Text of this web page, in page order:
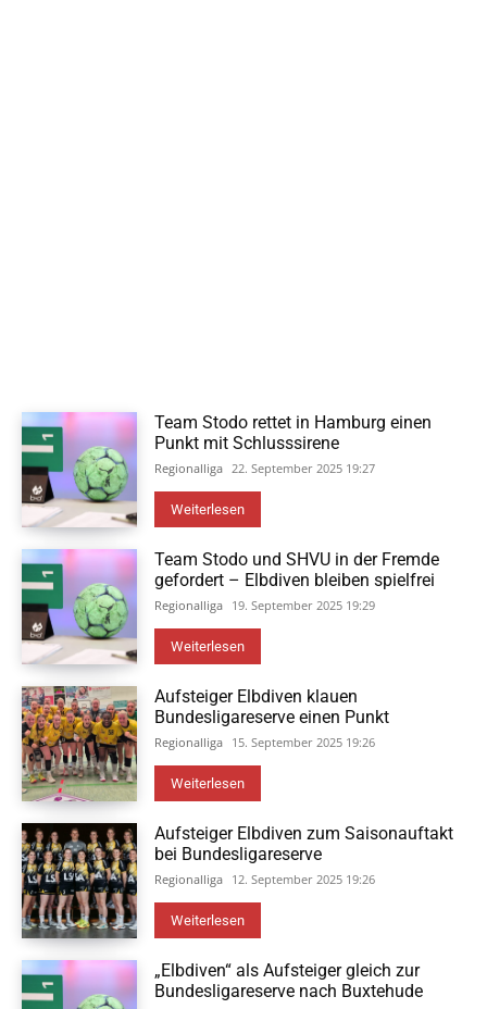
Team Stodo rettet in Hamburg einen
Punkt mit Schlusssirene
Regionalliga 22. September 2025 19:27
Weiterlesen
Team Stodo und SHVU in der Fremde
gefordert – Elbdiven bleiben spielfrei
Regionalliga 19. September 2025 19:29
Weiterlesen
Aufsteiger Elbdiven klauen
Bundesligareserve einen Punkt
Regionalliga 15. September 2025 19:26
Weiterlesen
Aufsteiger Elbdiven zum Saisonauftakt
bei Bundesligareserve
Regionalliga 12. September 2025 19:26
Weiterlesen
„Elbdiven“ als Aufsteiger gleich zur
Bundesligareserve nach Buxtehude